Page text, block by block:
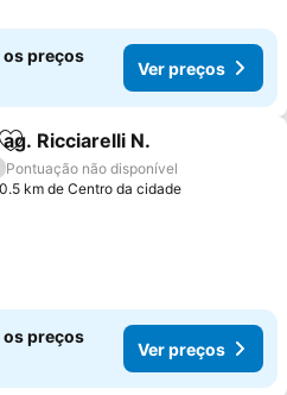
os preços
Ver preços
Adicionar aos favoritos
Ricciarelli N.
Pontuação não disponível
km de Centro da cidade
os preços
Ver preços